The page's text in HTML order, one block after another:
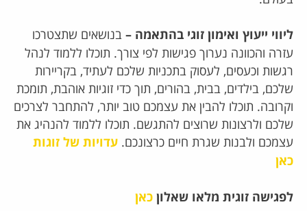
ליווי ייעוץ ואימון זוגי בהתאמה – בנושאים שתצטרכו
עזרה והכוונה נערוך פגישות לפי צורך. תוכלו ללמוד לנהל
רגשות וכעסים, לעסוק בתכניות שלכם לעתיד, בקריירות
שלכם, בילדים, בבית, בהורים, תוך כדי זוגיות אוהבת, תומכת
וקרובה. תוכלו להבין את עצמכם טוב יותר, להתחבר לצרכים
שלכם ולרצונות שרוצים להתגשם. תוכלו ללמוד להנהיג את
עצמכם ולבנות שגרת חיים כרצונכם. עדויות של זוגות
כאן
לפגישה זוגית מלאו שאלון כאן